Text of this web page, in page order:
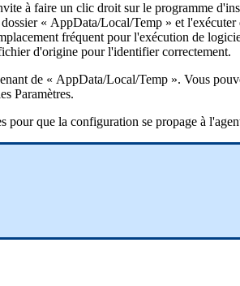
à faire un clic droit sur le programme d'
dossier « AppData/Local/Temp » et l'exécuter
fréquent pour l'exécution de
d'origine pour l'identifier correctement.
de « AppData/Local/Temp ». Vous
Paramètres.
pour que la configuration se propage à l'